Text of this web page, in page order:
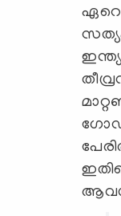
ഏറെ